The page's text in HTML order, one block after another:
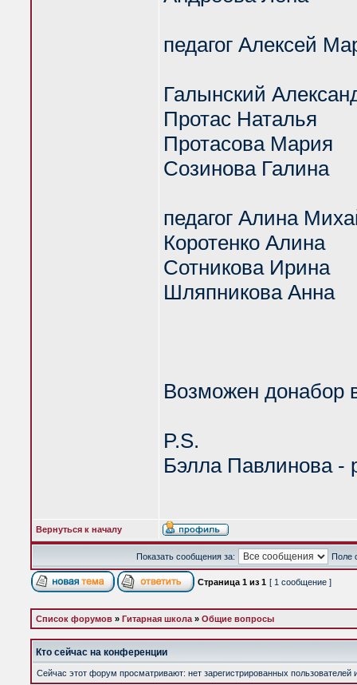
педагог Алексей
Галынский
Протас Наталья
Протасова Мария
Созинова Галина
педагог Алина
Коротенко Алина
Сотникова Ирина
Шляпникова Анна
Возможен донабор
P.S.
Бэлла Павлинова -
Вернуться к началу
Показать сообщения за: Поле
Страница 1 из 1 [ 1 сообщение ]
Список форумов » Гитарная школа » Общие вопросы
Кто сейчас на конференции
Сейчас этот форум просматривают: нет зарегистрированных пользователей